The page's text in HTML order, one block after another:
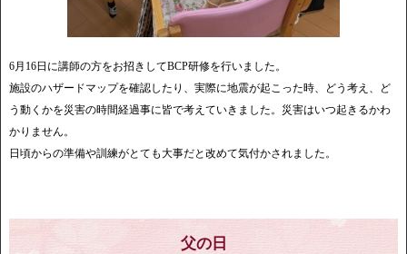
6月16日に講師の方をお招きしてBCP研修を行いました。
施設のハザードマップを確認したり、実際に地震が起こった時、どう考え、ど
う動くかを災害の時間経過事に皆で考えていきました。災害はいつ起きるかわ
かりません。
日頃からの準備や訓練がとても大事だと改めて気付かされました。
父の日